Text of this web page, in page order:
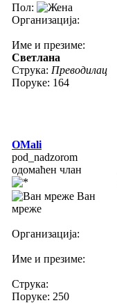
Пол:
Организација:
Име и презиме:
Светлана
Струка: Преводилац
Поруке: 164
OMali
pod_nadzorom
одомаћен члан
Ван
мреже
Организација:
Име и презиме:
Струка:
Поруке: 250